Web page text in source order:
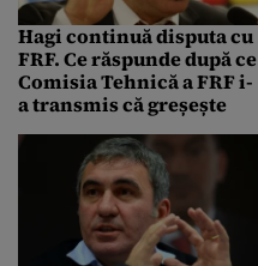
Hagi continuă disputa cu
FRF. Ce răspunde după ce
Comisia Tehnică a FRF i-
a transmis că greșește